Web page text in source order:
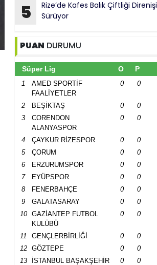
5
Rize’de Kafes Balık Çiftliği Direnişi
Sürüyor
PUAN DURUMU
Süper Lig O P
1
AMED SPORTİF
FAALİYETLER
0 0
2 BEŞİKTAŞ 0
0
3
CORENDON
ALANYASPOR
0 0
4 ÇAYKUR RİZESPOR 0
0
5
ÇORUM 0
0
6
ERZURUMSPOR 0
0
7
EYÜPSPOR 0
0
8
FENERBAHÇE 0
0
9
GALATASARAY 0
0
10
GAZİANTEP FUTBOL
KULÜBÜ
0 0
11 GENÇLERBİRLİĞİ 0
0
12
GÖZTEPE 0
0
13
İSTANBUL BAŞAKŞEHİR 0
0